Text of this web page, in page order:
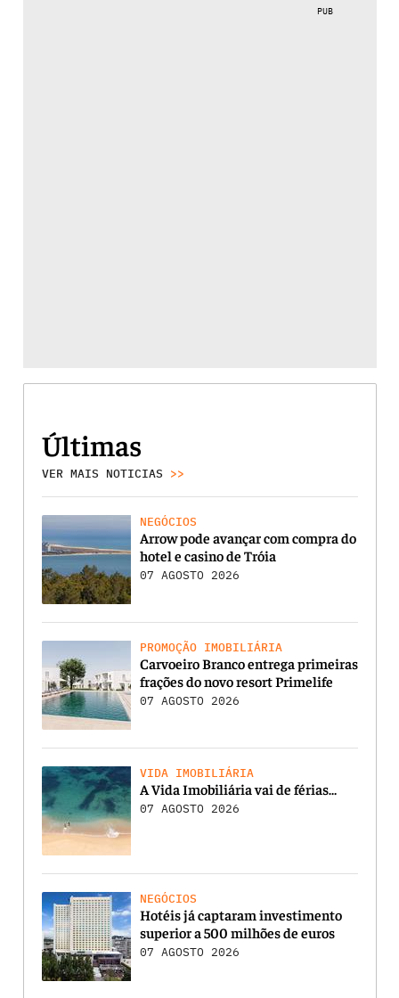
PUB
Últimas
VER MAIS NOTICIAS >>
NEGÓCIOS
Arrow pode avançar com compra do
hotel e casino de Tróia
07 AGOSTO 2026
PROMOÇÃO IMOBILIÁRIA
Carvoeiro Branco entrega primeiras
frações do novo resort Primelife
07 AGOSTO 2026
VIDA IMOBILIÁRIA
A Vida Imobiliária vai de férias…
07 AGOSTO 2026
NEGÓCIOS
Hotéis já captaram investimento
superior a 500 milhões de euros
07 AGOSTO 2026